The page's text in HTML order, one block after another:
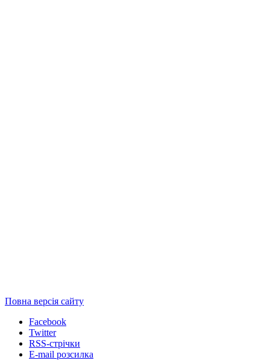
Повна версія сайту
Facebook
Twitter
RSS-стрічки
E-mail розсилка